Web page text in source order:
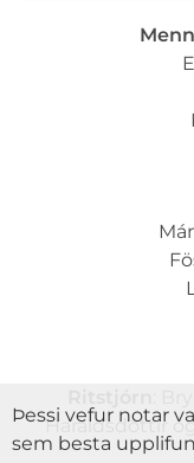
Haraldsdóttir
Þessi vefur notar
sem besta